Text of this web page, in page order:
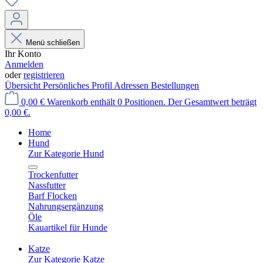
Menü schließen
Ihr Konto
Anmelden
oderregistrieren
Übersicht Persönliches Profil Adressen Bestellungen
0,00 € Warenkorb enthält 0 Positionen. Der Gesamtwert beträgt
0,00 €.
Home
Hund
Zur Kategorie Hund
Trockenfutter
Nassfutter
Barf Flocken
Nahrungsergänzung
Öle
Kauartikel für Hunde
Katze
Zur Kategorie Katze